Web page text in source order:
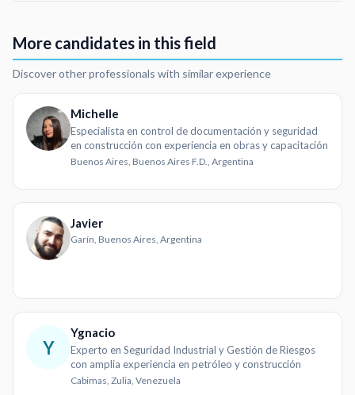
More candidates in this field
Discover other professionals with similar experience
Michelle
Especialista en control de documentación y seguridad
en construcción con experiencia en obras y capacitación
Buenos Aires, Buenos Aires F.D., Argentina
Javier
Garín, Buenos Aires, Argentina
Y
Ygnacio
Experto en Seguridad Industrial y Gestión de Riesgos
con amplia experiencia en petróleo y construcción
Cabimas, Zulia, Venezuela